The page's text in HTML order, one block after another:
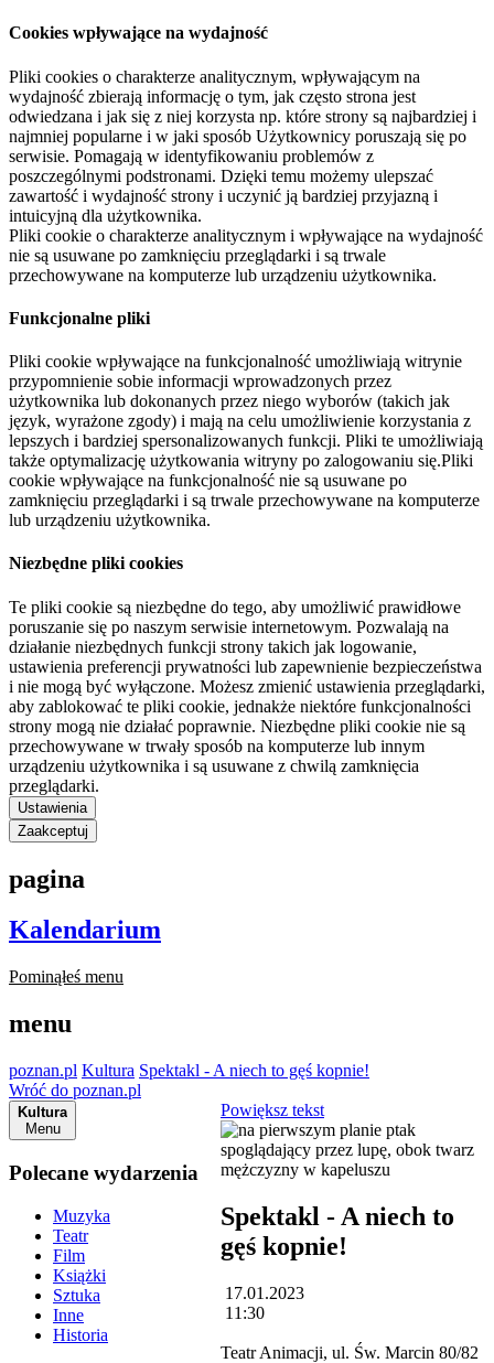
Cookies wpływające na wydajność
Pliki cookies o charakterze analitycznym, wpływającym na
wydajność zbierają informację o tym, jak często strona jest
odwiedzana i jak się z niej korzysta np. które strony są najbardziej i
najmniej popularne i w jaki sposób Użytkownicy poruszają się po
serwisie. Pomagają w identyfikowaniu problemów z
poszczególnymi podstronami. Dzięki temu możemy ulepszać
zawartość i wydajność strony i uczynić ją bardziej przyjazną i
intuicyjną dla użytkownika.
Pliki cookie o charakterze analitycznym i wpływające na wydajność
nie są usuwane po zamknięciu przeglądarki i są trwale
przechowywane na komputerze lub urządzeniu użytkownika.
Funkcjonalne pliki
Pliki cookie wpływające na funkcjonalność umożliwiają witrynie
przypomnienie sobie informacji wprowadzonych przez
użytkownika lub dokonanych przez niego wyborów (takich jak
język, wyrażone zgody) i mają na celu umożliwienie korzystania z
lepszych i bardziej spersonalizowanych funkcji. Pliki te umożliwiają
także optymalizację użytkowania witryny po zalogowaniu się.Pliki
cookie wpływające na funkcjonalność nie są usuwane po
zamknięciu przeglądarki i są trwale przechowywane na komputerze
lub urządzeniu użytkownika.
Niezbędne pliki cookies
Te pliki cookie są niezbędne do tego, aby umożliwić prawidłowe
poruszanie się po naszym serwisie internetowym. Pozwalają na
działanie niezbędnych funkcji strony takich jak logowanie,
ustawienia preferencji prywatności lub zapewnienie bezpieczeństwa
i nie mogą być wyłączone. Możesz zmienić ustawienia przeglądarki,
aby zablokować te pliki cookie, jednakże niektóre funkcjonalności
strony mogą nie działać poprawnie. Niezbędne pliki cookie nie są
przechowywane w trwały sposób na komputerze lub innym
urządzeniu użytkownika i są usuwane z chwilą zamknięcia
przeglądarki.
Ustawienia
Zaakceptuj
pagina
Kalendarium
Pominąłeś menu
menu
poznan.pl Kultura Spektakl - A niech to gęś kopnie!
Wróć do poznan.pl
Kultura
Menu
Polecane wydarzenia
Muzyka
Teatr
Film
Książki
Sztuka
Inne
Historia
Powiększ tekst
Spektakl - A niech to
gęś kopnie!
17.01.2023
11:30
Teatr Animacji, ul. Św. Marcin 80/82